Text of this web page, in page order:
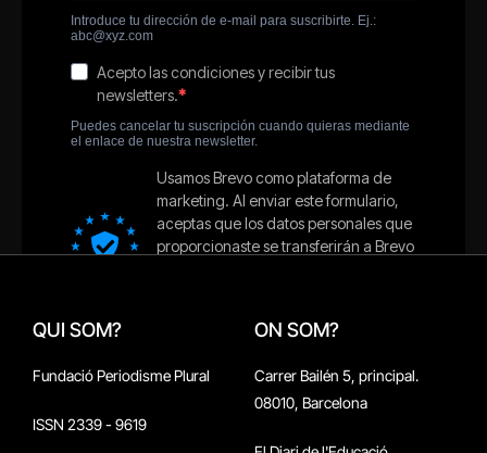
QUI SOM?
Fundació Periodisme Plural
ISSN 2339 - 9619
ON SOM?
Carrer Bailén 5, principal.
08010, Barcelona